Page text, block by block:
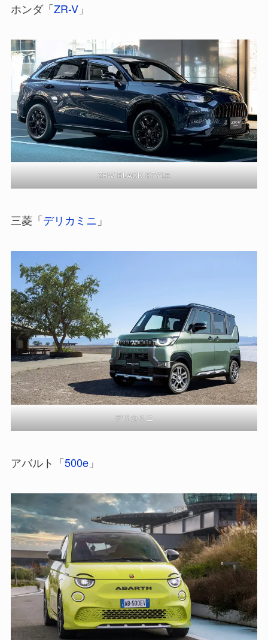
ホンダ「ZR-V」
ZR-V BLACK STYLE
三菱「デリカミニ 」
デリカミニ
アバルト「500e」